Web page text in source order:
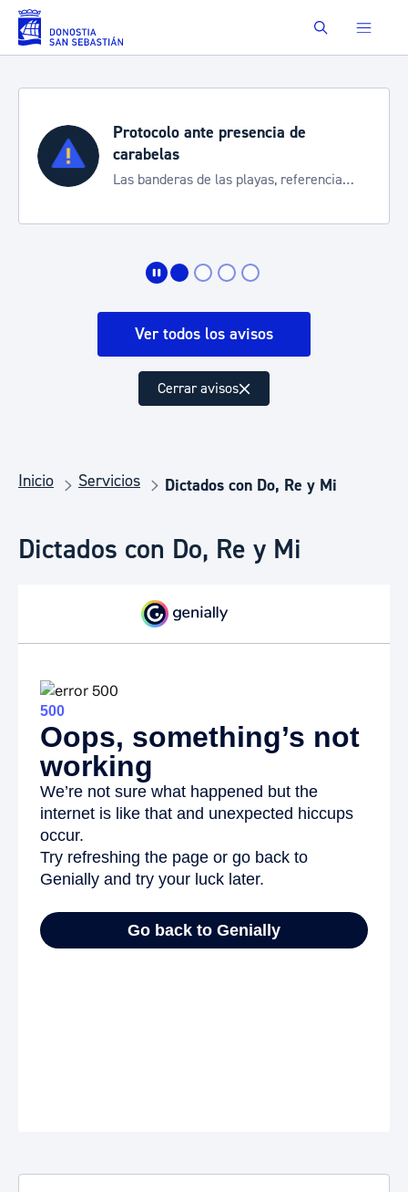
Saltar al contenido principal Buscar
Protocolo ante presencia de
carabelas
Las banderas de las playas, referencia
Ver todos los avisos
Cerrar avisos
Inicio Servicios Dictados con Do, Re y Mi
Dictados con Do, Re y Mi